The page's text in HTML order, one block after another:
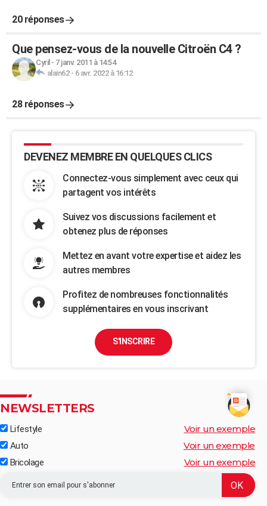
20 réponses
Que pensez-vous de la nouvelle Citroën C4 ?
Cyril - 7 janv. 2011 à 14:54
alain62- 6 avr. 2022 à 16:12
28 réponses
DEVENEZ MEMBRE EN QUELQUES CLICS
Connectez-vous simplement avec ceux qui
partagent vos intérêts
Suivez vos discussions facilement et
obtenez plus de réponses
Mettez en avant votre expertise et aidez les
autres membres
Profitez de nombreuses fonctionnalités
supplémentaires en vous inscrivant
S'INSCRIRE
NEWSLETTERS
Lifestyle Voir un exemple
Auto Voir un exemple
Bricolage Voir un exemple